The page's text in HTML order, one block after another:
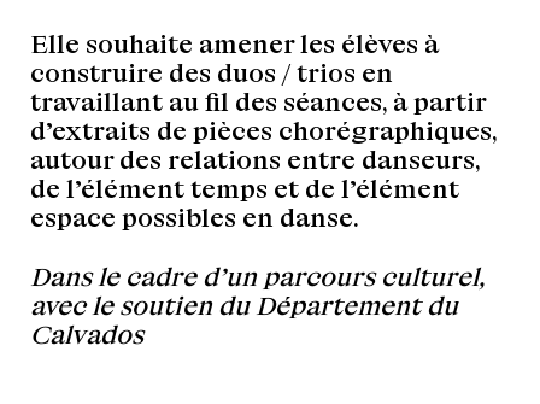
Elle souhaite amener les élèves à
construire des duos / trios en
travaillant au fil des séances, à partir
d’extraits de pièces chorégraphiques,
autour des relations entre danseurs,
de l’élément temps et de l’élément
espace possibles en danse.
Dans le cadre d’un parcours culturel,
avec le soutien du Département du
Calvados